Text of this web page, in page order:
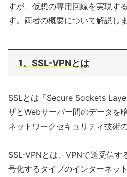
すが、仮想の専用回線を実現す
す。両者の概要について解説しま
1、SSL-VPNとは
SSLとは「Secure Sockets
ザとWebサーバー間のデータを
ネットワークセキュリティ技術
SSL-VPNとは、VPNで送受信す
号化するタイプのインターネッ